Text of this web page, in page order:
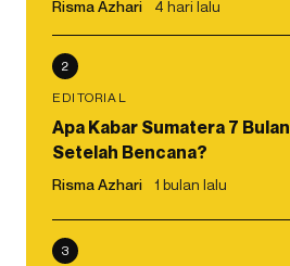
Risma Azhari 4 hari lalu
2
EDITORIAL
Apa Kabar Sumatera 7 Bulan
Setelah Bencana?
Risma Azhari 1 bulan lalu
3